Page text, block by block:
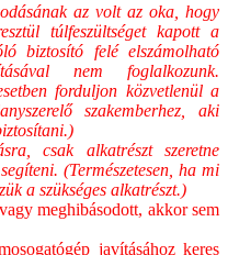
az volt az oka, hogy
túlfeszültséget kapott a
biztosító felé elszámolható
nem foglalkozunk.
forduljon közvetlenül a
szakemberhez, aki
csak alkatrészt szeretne
(Természetesen, ha mi
a szükséges alkatrészt.)
meghibásodott, akkor sem
javításához keres